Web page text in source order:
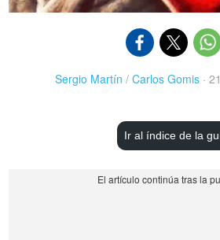
Sergio Martín / Carlos Gomis ·
Ir al índice de la